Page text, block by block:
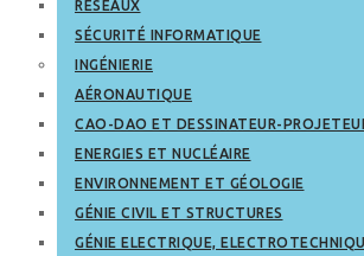
RÉSEAUX
SÉCURITÉ INFORMATIQUE
INGÉNIERIE
AÉRONAUTIQUE
CAO-DAO ET DESSINATEUR-
ENERGIES ET NUCLÉAIRE
ENVIRONNEMENT ET GÉOLOGIE
GÉNIE CIVIL ET STRUCTURES
GÉNIE ELECTRIQUE,